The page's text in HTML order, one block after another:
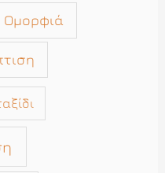
Ομορφιά